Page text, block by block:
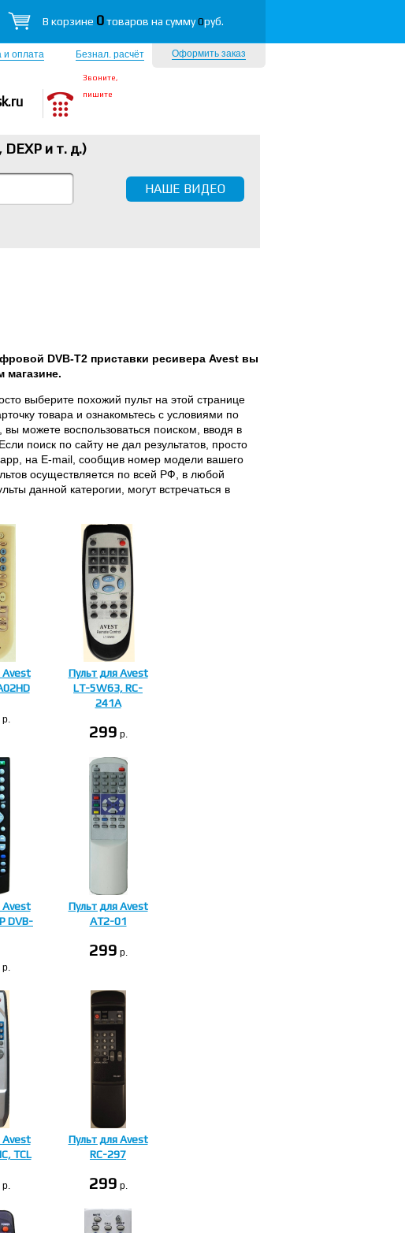
В корзине 0товаров на сумму0руб.
Оформить заказ
и оплата Безнал. расчёт
Звоните,
пишите
и т. д.)
НАШЕ ВИДЕО
DVB-T2 приставки ресивера Avest вы
магазине.
выберите похожий пульт на этой странице
товара и ознакомьтесь с условиями по
можете воспользоваться поиском, вводя в
поиск по сайту не дал результатов, просто
на E-mail, сообщив номер модели вашего
осуществляется по всей РФ, в любой
данной катерогии, могут встречаться в
Avest
p.
Пульт для Avest
LT-5W63, RC-
241A
299 p.
Avest
DVB-
p.
Пульт для Avest
AT2-01
299 p.
Avest
TCL
p.
Пульт для Avest
RC-297
299 p.